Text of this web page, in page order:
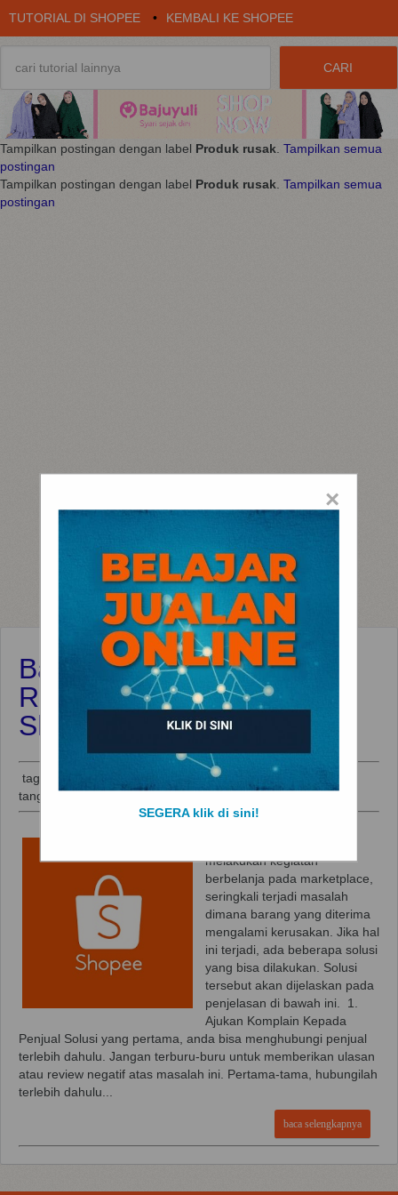
TUTORIAL DI SHOPEE • KEMBALI KE SHOPEE
Tampilkan postingan dengan label Produk rusak. Tampilkan semua
postingan
Tampilkan postingan dengan label Produk rusak. Tampilkan semua
postingan
Barang Yang Saya Terima
Rusak Ketika Belanja di
Shopee
tag:
Produk rusak
tanggal:Desember 18, 2018
melakukan kegiatan
berbelanja pada marketplace,
seringkali terjadi masalah
dimana barang yang diterima
mengalami kerusakan. Jika hal
ini terjadi, ada beberapa solusi
yang bisa dilakukan. Solusi
tersebut akan dijelaskan pada
penjelasan di bawah ini. 1.
Ajukan Komplain Kepada
Penjual Solusi yang pertama, anda bisa menghubungi penjual
terlebih dahulu. Jangan terburu-buru untuk memberikan ulasan
atau review negatif atas masalah ini. Pertama-tama, hubungilah
terlebih dahulu...
baca selengkapnya
×
SEGERA klik di sini!